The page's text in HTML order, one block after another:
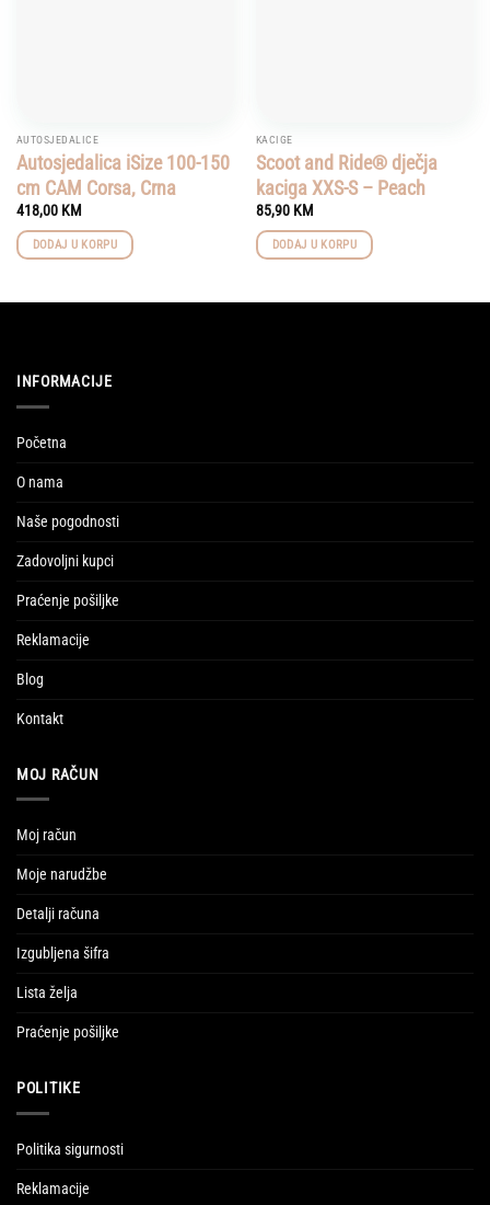
AUTOSJEDALICE
Autosjedalica iSize 100-150
cm CAM Corsa, Crna
418,00 KM
DODAJ U KORPU
KACIGE
Scoot and Ride® dječja
kaciga XXS-S – Peach
85,90 KM
DODAJ U KORPU
INFORMACIJE
Početna
O nama
Naše pogodnosti
Zadovoljni kupci
Praćenje pošiljke
Reklamacije
Blog
Kontakt
MOJ RAČUN
Moj račun
Moje narudžbe
Detalji računa
Izgubljena šifra
Lista želja
Praćenje pošiljke
POLITIKE
Politika sigurnosti
Reklamacije